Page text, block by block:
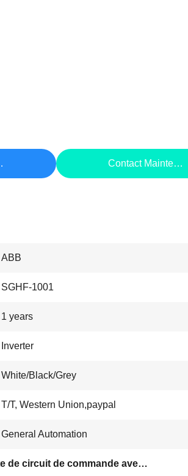
Contact Maintenant
ABB
SGHF-1001
1 years
Inverter
White/Black/Grey
T/T, Western Union,paypal
General Automation
carte de circuit de commande avec garantie